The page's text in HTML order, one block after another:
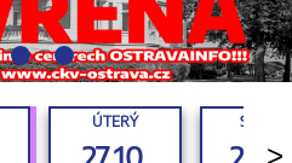
ÚTERÝ
>